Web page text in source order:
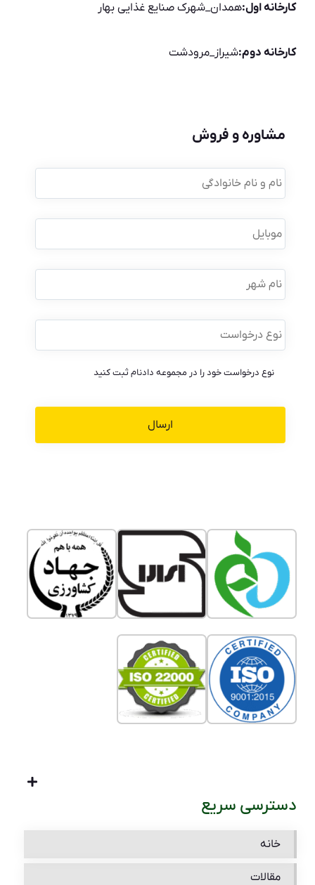
کارخانه اول:همدان_شهرک صنایع غذایی بهار
کارخانه دوم:شیراز_مرودشت
مشاوره و فروش
نام
و
نام
موبایل *
نام
شهر
نوع
درخواست *
نوع درخواست خود را در مجموعه دادنام ثبت کنید
دسترسی سریع
خانه
مقالات